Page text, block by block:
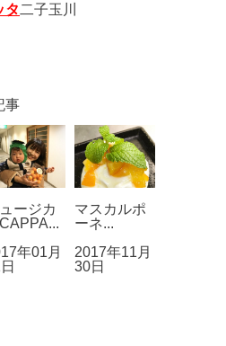
タ 二子玉川
事
ージカ
年01月
マスカルポ
ーネ...
2017年11月
30日